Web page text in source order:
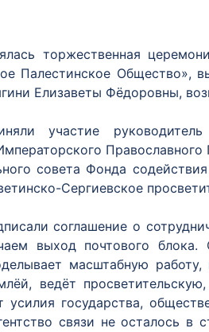
торжественная
Палестинское Общество»,
Елизаветы Фёдоровны,
участие
совета Фонда
Сергиевское
соглашение о
выход почтового блока.
масштабную работу,
ведёт
усилия государства,
связи не осталось в